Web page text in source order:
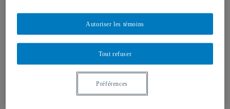
Pôle 5 : Cognition organisationnelle
Partenaires et collaborations
Activités
Ateliers/Séminaires/Colloques
Journées mondiales de la logique
Services aux membres
Tout refuser
Autoriser les témoins
Préférences